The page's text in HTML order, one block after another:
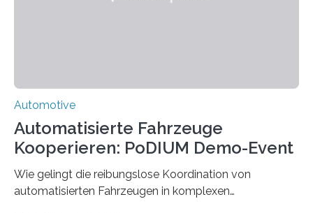
Automotive
Automatisierte Fahrzeuge
Kooperieren: PoDIUM Demo-Event
Wie gelingt die reibungslose Koordination von
automatisierten Fahrzeugen in komplexen